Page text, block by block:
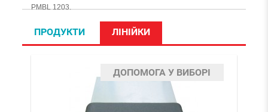
PMBL 1203.
ПРОДУКТИ ЛІНІЙКИ
ДОПОМОГА У ВИБОРІ